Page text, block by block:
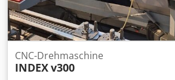
CNC-Drehmaschine
INDEXv300